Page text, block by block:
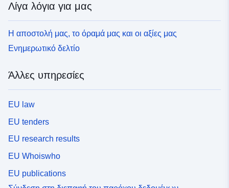
Λίγα λόγια για μας
Η αποστολή μας, το όραμά μας και οι αξίες μας
Ενημερωτικό δελτίο
Άλλες υπηρεσίες
EU law
EU tenders
EU research results
EU Whoiswho
EU publications